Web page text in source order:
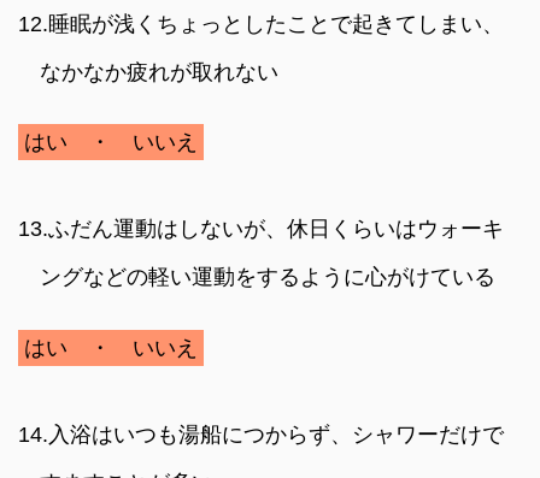
12.睡眠が浅くちょっとしたことで起きてしまい、
なかなか疲れが取れない
はい ・ いいえ
13.ふだん運動はしないが、休日くらいはウォーキ
ングなどの軽い運動をするように心がけている
はい ・ いいえ
14.入浴はいつも湯船につからず、シャワーだけで